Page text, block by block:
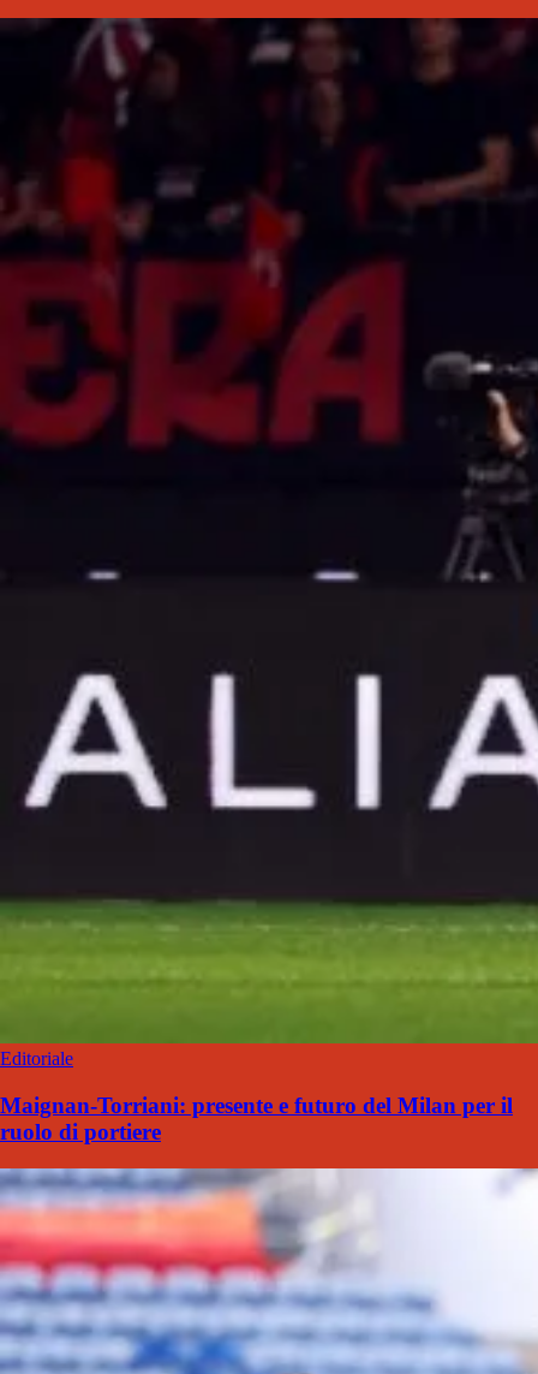
Editoriale
Maignan-Torriani: presente e futuro del Milan per il
ruolo di portiere